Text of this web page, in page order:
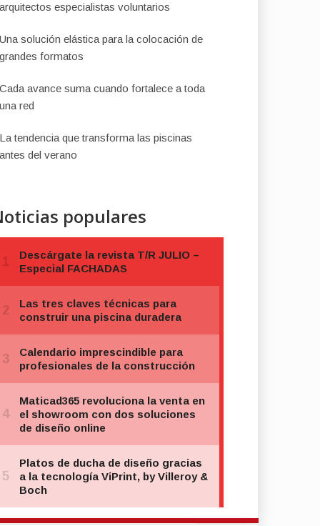
arquitectos especialistas voluntarios
Una solución elástica para la colocación de
grandes formatos
Cada avance suma cuando fortalece a toda
una red
La tendencia que transforma las piscinas
antes del verano
populares